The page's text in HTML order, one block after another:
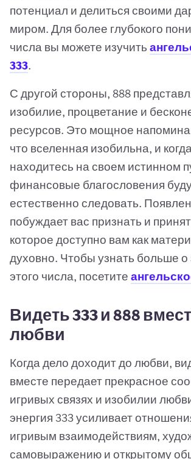
потенциал и делиться своими
миром. Для более глубокого
числа вы можете изучить
333.
С другой стороны, 888
изобилие, процветание и
ресурсов. Это мощное
что вселенная изобильна, и
находитесь на своем истинном
финансовые благословения
естественно следовать.
побуждает вас признать и
которое доступно вам как
духовно. Чтобы узнать больше о
этого числа, посетите
Видеть 333 и 888
любви
Когда дело доходит до любви,
вместе передает прекрасное
игривых связях и изобилии
энергия 333 усиливает
игривым взаимодействиям,
самовыражению и открытому